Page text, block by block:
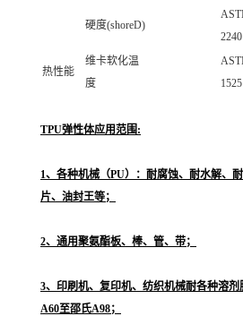
硬度(shoreD)
2240
热性能
维卡软化温
度
1525
TPU弹性体应用范围:
1、各种机械（PU）：耐腐蚀、耐水解、
片、油封王等；
2、通用聚氨酯板、棒、管、带；
3、印刷机、复印机、纺织机械耐各种溶
A60至邵氏A98；